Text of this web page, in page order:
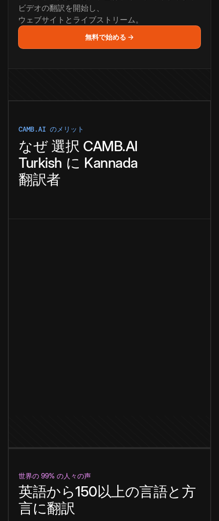
ビデオの翻訳を開始し、
ウェブサイトとライブストリーム。
無料で始める →
CAMB.AI のメリット
なぜ 選択 CAMB.AI
Turkish に Kannada
翻訳者
世界の 99% の人々の声
英語から150以上の言語と方
言に翻訳